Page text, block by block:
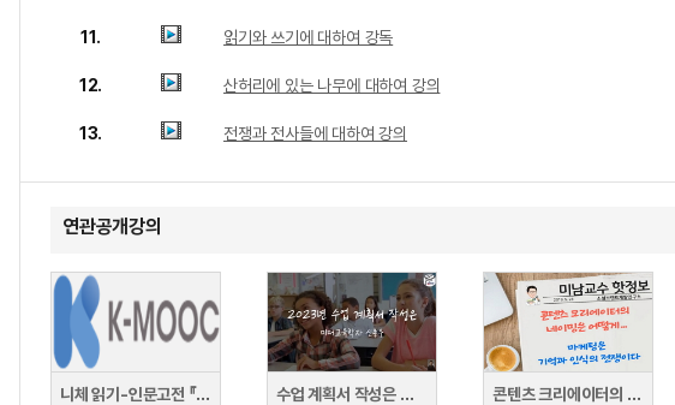
11. 읽기와 쓰기에 대하여 강독
12. 산허리에 있는 나무에 대하여 강의
13. 전쟁과 전사들에 대하여 강의
연관공개강의
니체 읽기-인문고전 『차라투스트라는 이렇게 말했다』
수업 계획서 작성은 이렇게
콘텐츠 크리에이터의 네이밍은 이렇게